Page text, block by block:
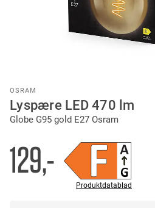
OSRAM
Lyspære LED 470 lm
Globe G95 gold E27 Osram
129,-
Produktdatablad
to
the
beginning
the
images
gallery